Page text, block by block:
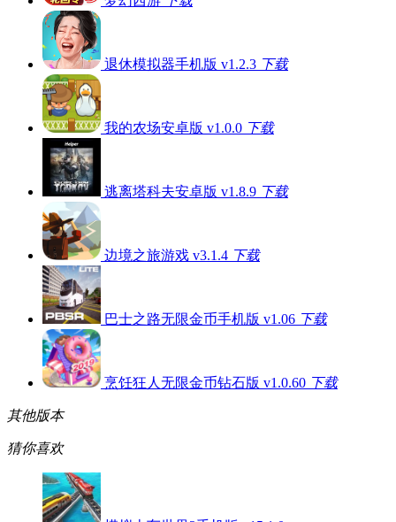
退休模拟器手机版 v1.2.3 下载
我的农场安卓版 v1.0.0 下载
逃离塔科夫安卓版 v1.8.9 下载
边境之旅游戏 v3.1.4 下载
巴士之路无限金币手机版 v1.06 下载
烹饪狂人无限金币钻石版 v1.0.60 下载
其他版本
猜你喜欢